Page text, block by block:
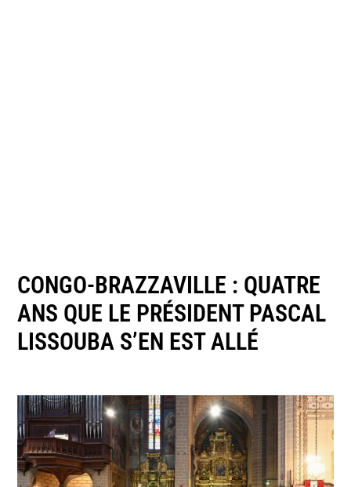
CONGO-BRAZZAVILLE : QUATRE
ANS QUE LE PRÉSIDENT PASCAL
LISSOUBA S’EN EST ALLÉ